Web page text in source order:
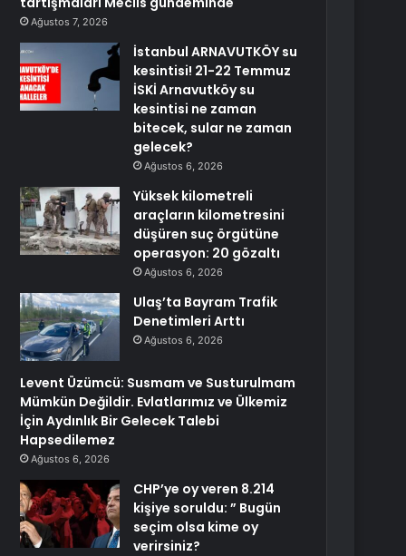
Ağustos 7, 2026
İstanbul ARNAVUTKÖY su
kesintisi! 21-22 Temmuz
İSKİ Arnavutköy su
kesintisi ne zaman
bitecek, sular ne zaman
gelecek?
Ağustos 6, 2026
Yüksek kilometreli
araçların kilometresini
düşüren suç örgütüne
operasyon: 20 gözaltı
Ağustos 6, 2026
Ulaş’ta Bayram Trafik
Denetimleri Arttı
Ağustos 6, 2026
Levent Üzümcü: Susmam ve Susturulmam
Mümkün Değildir. Evlatlarımız ve Ülkemiz
İçin Aydınlık Bir Gelecek Talebi
Hapsedilemez
Ağustos 6, 2026
CHP’ye oy veren 8.214
kişiye soruldu: ” Bugün
seçim olsa kime oy
verirsiniz?